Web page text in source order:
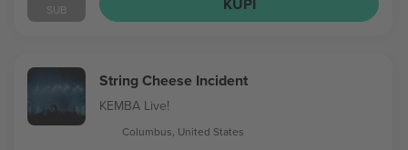
SUB
String Cheese Incident
KEMBA Live!
Columbus, United States